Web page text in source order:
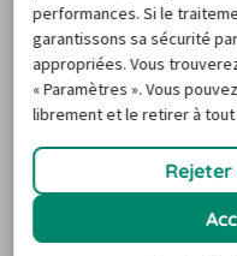
Puis-je louer un
spécifique à
Est-ce possible de
Manosque sans
Peut-on louer une
simple à Manosque ?
performances. Si le
garantissons sa sécurité
appropriées. Vous
« Paramètres ». Vous
librement et le retirer à